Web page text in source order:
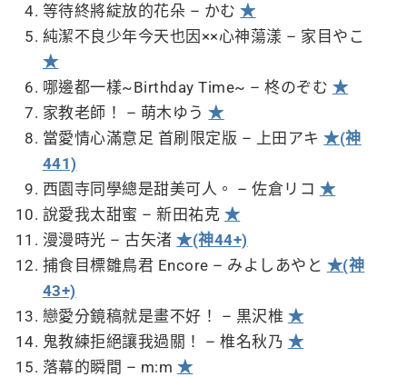
等待終將綻放的花朵 – かむ★
純潔不良少年今天也因××心神蕩漾 – 家目やこ
★
哪邊都一樣~Birthday Time~ – 柊のぞむ ★
家教老師！ – 萌木ゆう★
當愛情心滿意足 首刷限定版 – 上田アキ★(神
441)
西園寺同學總是甜美可人。 – 佐倉リコ ★
說愛我太甜蜜 – 新田祐克 ★
漫漫時光 – 古矢渚★(神44+)
捕食目標雛鳥君 Encore – みよしあやと ★(神
43+)
戀愛分鏡稿就是畫不好！ – 黒沢椎 ★
鬼教練拒絕讓我過關！ – 椎名秋乃 ★
落幕的瞬間 – m:m ★